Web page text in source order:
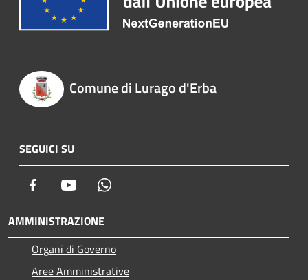
Comune di Lurago d'Erba
SEGUICI SU
Facebook Youtube
AMMINISTRAZIONE
Organi di Governo
Aree Amministrative